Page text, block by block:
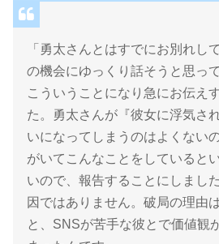
「勇太さんとはすでにお別れし
の機会にゆっくり話そうと思っ
こういうことになり急にお伝え
た。勇太さんが『彼女に浮気さ
いになってしまうのはよくない
がいてこんなことをしていると
いので、報告することにしまし
因ではありません。破局の理由
と、SNSが苦手な彼とで価値観